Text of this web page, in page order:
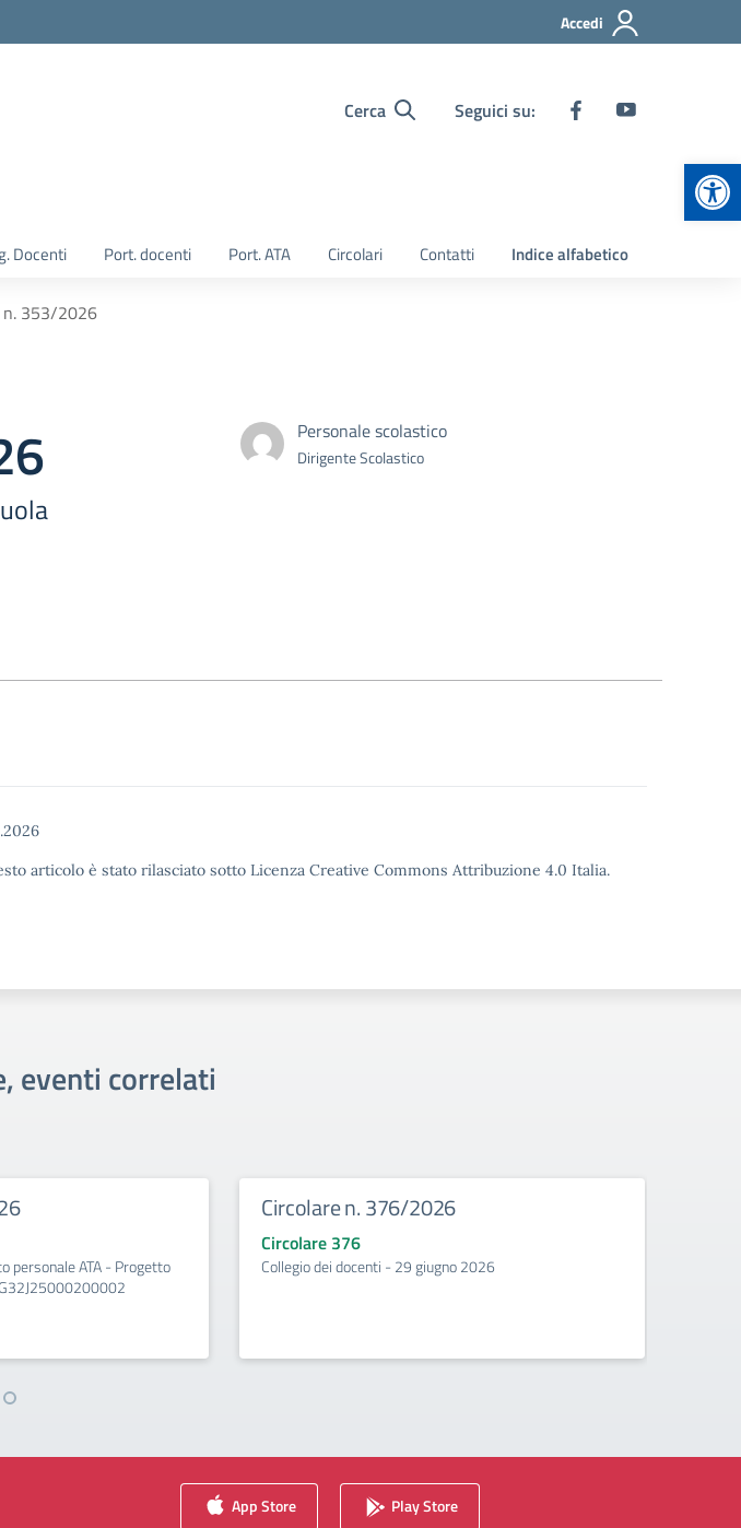
Accedi
Cerca Seguici su:
Docenti Port. docenti Port. ATA Circolari Contatti Indice alfabetico
n. 353/2026
Personale scolastico
Dirigente Scolastico
articolo è stato rilasciato sotto Licenza Creative Commons Attribuzione 4.0 Italia.
eventi correlati
personale ATA - Progetto
Circolare n. 376/2026
Circolare 376
Collegio dei docenti - 29 giugno 2026
App Store Play Store